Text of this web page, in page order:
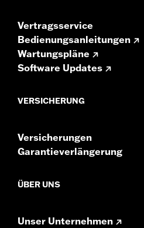
Vertragsservice
Bedienungsanleitungen
Wartungspläne
Software Updates
VERSICHERUNG
Versicherungen
Garantieverlängerung
ÜBER UNS
Unser Unternehmen